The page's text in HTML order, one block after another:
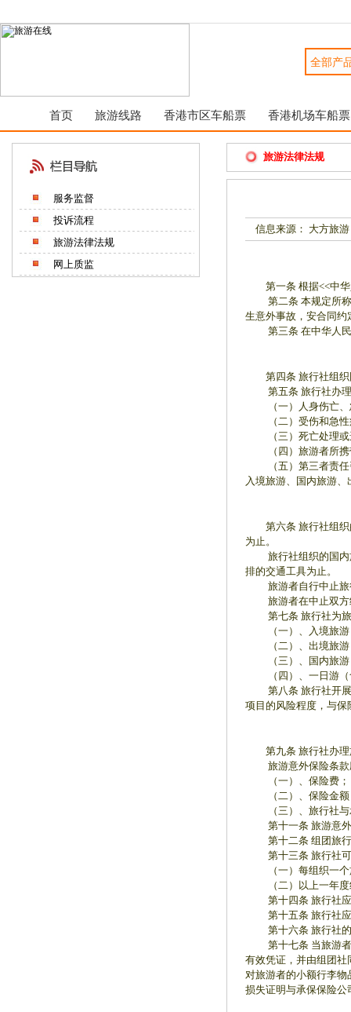
首页 旅游线路 香港市区车船票 香港机场车船票
服务监督
投诉流程
旅游法律法规
网上质监
旅游法律法规
信息来源： 大方旅游
第一条 根据<<中华
第二条 本规定所称
生意外事故，安合同
第三条 在中华人民
第四条 旅行社组织
第五条 旅行社办理
（一）人身伤亡、
（二）受伤和急性
（三）死亡处理或
（四）旅游者所携
（五）第三者责任
入境旅游、国内旅游
第六条 旅行社组织
为止。
旅行社组织的国内旅
排的交通工具为止。
旅游者自行中止旅行
旅游者在中止双方
第七条 旅行社为旅
（一）、入境旅游
（二）、出境旅游
（三）、国内旅游
（四）、一日游（含
第八条 旅行社开展
项目的风险程度，与
第九条 旅行社办理
旅游意外保险条款
（一）、保险费；
（二）、保险金额
（三）、旅行社与
第十一条 旅游意外
第十二条 组团旅行
第十三条 旅行社可
（一）每组织一个
（二）以上一年度组
第十四条 旅行社应
第十五条 旅行社应
第十六条 旅行社的
第十七条 当旅游者
有效凭证，并由组团
对旅游者的小额行李
损失证明与承保保险公